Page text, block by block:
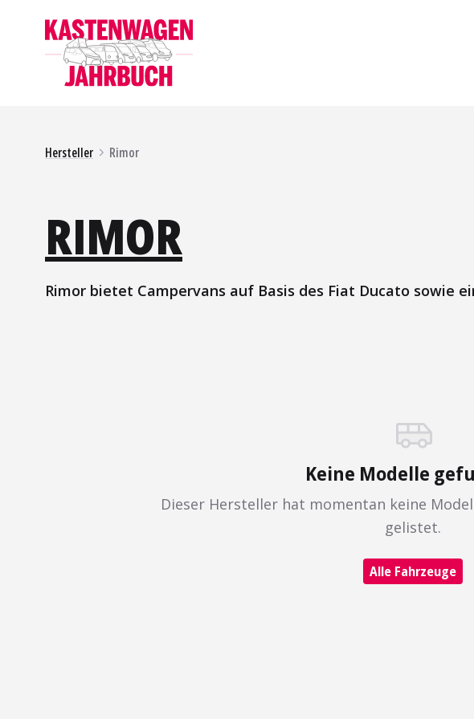
Hersteller Rimor
RIMOR
Rimor bietet Campervans auf Basis des Fiat Ducato sowie
Keine Modelle
Dieser Hersteller hat momentan keine
gelistet.
Alle Fahrzeuge